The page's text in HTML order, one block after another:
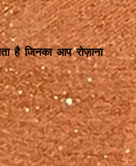
है जिनका आप रोज़ाना